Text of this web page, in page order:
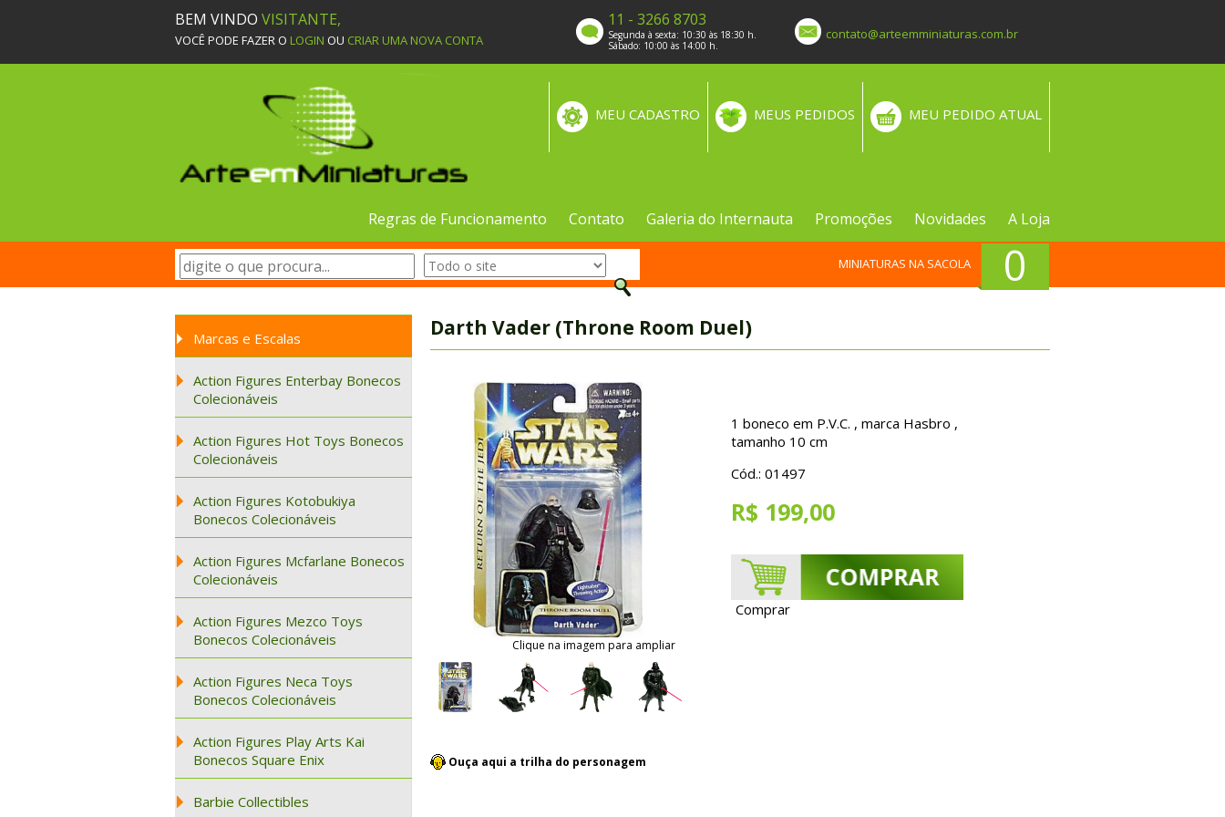
BEM VINDO VISITANTE,
VOCÊ PODE FAZER O LOGIN OU CRIAR UMA NOVA CONTA
11 - 3266 8703
Segunda à sexta: 10:30 às 18:30 h.
Sábado: 10:00 às 14:00 h.
contato@arteemminiaturas.com.br
MEU PEDIDO ATUAL
MEUS PEDIDOS
MEU CADASTRO
Regras de Funcionamento Contato Galeria do Internauta Promoções Novidades A Loja
0
MINIATURAS NA SACOLA
Marcas e Escalas
Action Figures Enterbay Bonecos
Colecionáveis
Action Figures Hot Toys Bonecos
Colecionáveis
Action Figures Kotobukiya
Bonecos Colecionáveis
Action Figures Mcfarlane Bonecos
Colecionáveis
Action Figures Mezco Toys
Bonecos Colecionáveis
Action Figures Neca Toys
Bonecos Colecionáveis
Action Figures Play Arts Kai
Bonecos Square Enix
Barbie Collectibles
Darth Vader (Throne Room Duel)
Clique na imagem para ampliar
Ouça aqui a trilha do personagem
1 boneco em P.V.C. , marca Hasbro ,
tamanho 10 cm
Cód.: 01497
R$ 199,00
Comprar